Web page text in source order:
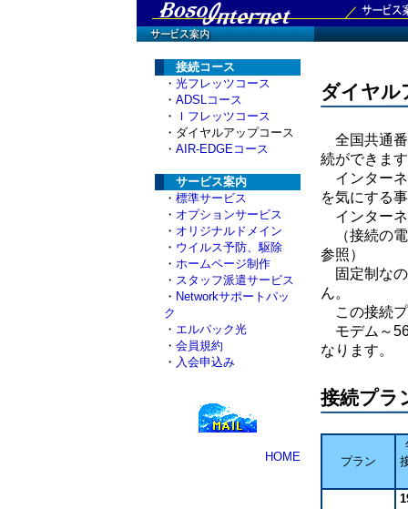
接続コース
・ 光フレッツコース
・ ADSLコース
・
Ｉフレッツコース
・ダイヤルアップコース
・ AIR-EDGEコース
サービス案内
・ 標準サービス
・ オプションサービス
・ オリジナルドメイン
・ ウイルス予防、駆除
・ ホームページ制作
・ スタッフ派遣サービス
・ Networkサポートパッ
ク
・ エルパック光
・ 会員規約
・ 入会申込み
HOME
ダイヤル
全国共通番
続ができま
インターネ
を気にする
インターネ
（接続の電
参照）
固定制なの
ん。
この接続プ
モデム～
なります。
接続プラ
プラン